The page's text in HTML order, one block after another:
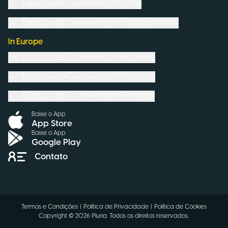
In Europe
Baixe o App
App Store
Baixe o App
Google Play
Contato
Copyright © 2026 Pluria. Todos os direitos reservados..
Termos e Condições Política de Privacidade Política de Cookies